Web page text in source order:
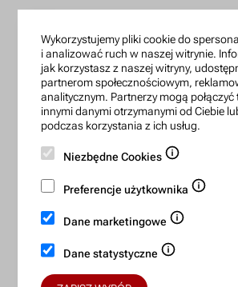
zamowienia@lanotti.com
Pisząc w sprawie swojego zamówienia
wiadomości numer, który otrzymałeś w
Konto bankowe:
15 1140 2004 0000 3702 7470 6466
Bezpieczne płatności:
Wykorzystujemy pliki cookie do
i analizować ruch w naszej witrynie.
jak korzystasz z naszej witryny,
partnerom społecznościowym,
analitycznym. Partnerzy mogą
innymi danymi otrzymanymi od Ciebie
podczas korzystania z ich usług.
Niezbędne Cookies
Preferencje użytkownika
Dane marketingowe
Dane statystyczne